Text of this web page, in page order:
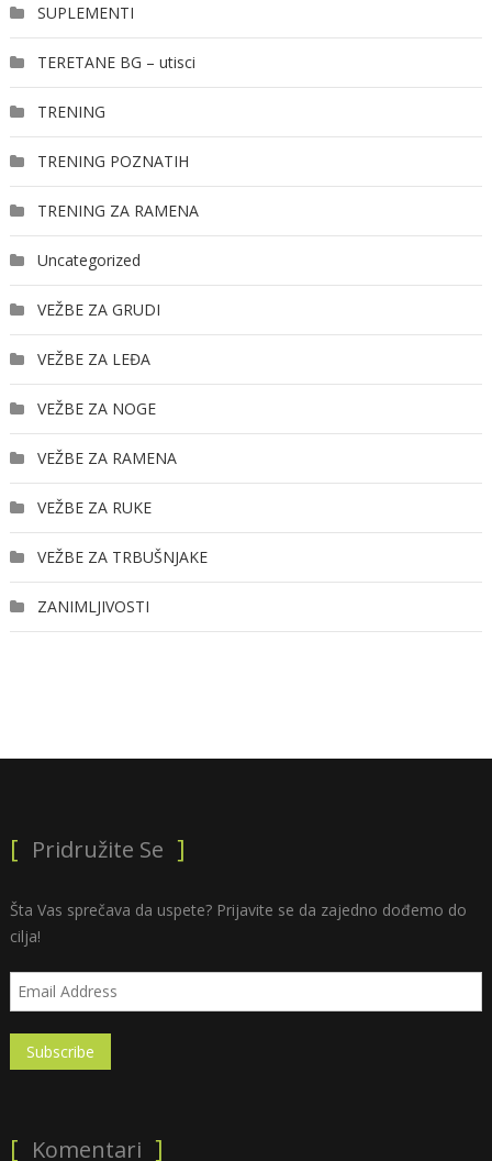
SUPLEMENTI
TERETANE BG – utisci
TRENING
TRENING POZNATIH
TRENING ZA RAMENA
Uncategorized
VEŽBE ZA GRUDI
VEŽBE ZA LEĐA
VEŽBE ZA NOGE
VEŽBE ZA RAMENA
VEŽBE ZA RUKE
VEŽBE ZA TRBUŠNJAKE
ZANIMLJIVOSTI
Pridružite Se
Šta Vas sprečava da uspete? Prijavite se da zajedno dođemo do
cilja!
Komentari